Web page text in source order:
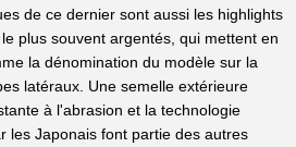
de ce dernier sont aussi les highlights
plus souvent argentés, qui mettent en
la dénomination du modèle sur la
latéraux. Une semelle extérieure
à l'abrasion et la technologie
les Japonais font partie des autres